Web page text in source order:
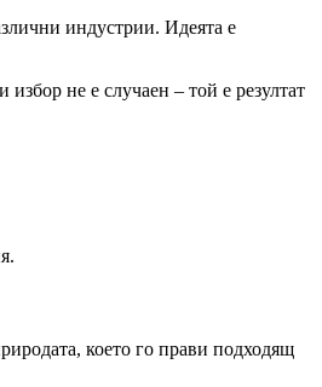
индустрии. Идеята е
не е случаен – той е резултат
което го прави подходящ